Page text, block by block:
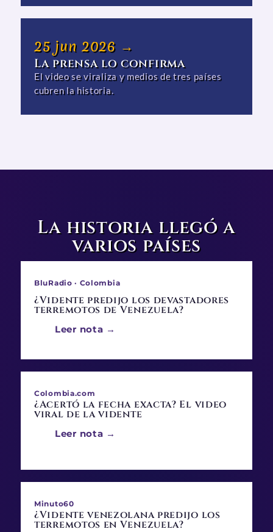
25 jun 2026 →
La prensa lo confirma
El video se viraliza y medios de tres países
cubren la historia.
La historia llegó a
varios países
BluRadio · Colombia
¿Vidente predijo los devastadores
terremotos de Venezuela?
Leer nota →
Colombia.com
¿Acertó la fecha exacta? El video
viral de la vidente
Leer nota →
Minuto60
¿Vidente venezolana predijo los
terremotos en Venezuela?